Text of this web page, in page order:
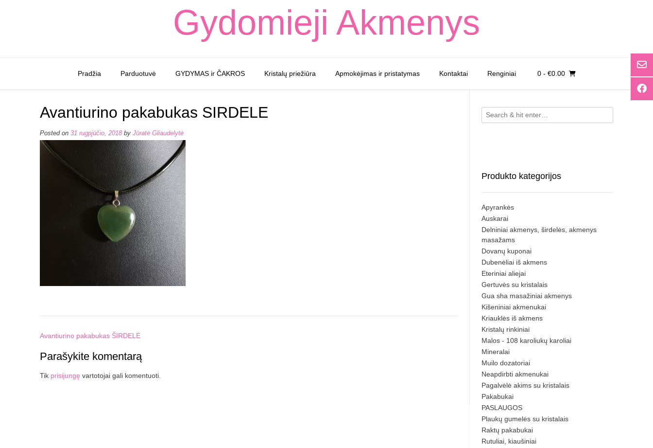
Gydomieji Akmenys
Pradžia Parduotuvė GYDYMAS ir ČAKROS Kristalų priežiūra Apmokėjimas ir pristatymas Kontaktai Renginiai 0- €0.00
Avantiurino pakabukas SIRDELE
Posted on 31 rugpjūčio, 2018 by Jūratė Gliaudelytė
Post
Avantiurino pakabukas ŠIRDELĖ
Parašykite komentarą
Tik prisijungę vartotojai gali komentuoti.
Produkto kategorijos
Apyrankės
Auskarai
Delniniai akmenys, širdelės, akmenys
masažams
Dovanų kuponai
Dubenėliai iš akmens
Eteriniai aliejai
Gertuvės su kristalais
Gua sha masažiniai akmenys
Kišeniniai akmenukai
Kriauklės iš akmens
Kristalų rinkiniai
Malos - 108 karoliukų karoliai
Mineralai
Muilo dozatoriai
Neapdirbti akmenukai
Pagalvėlė akims su kristalais
Pakabukai
PASLAUGOS
Plaukų gumelės su kristalais
Raktų pakabukai
Rutuliai, kiaušiniai